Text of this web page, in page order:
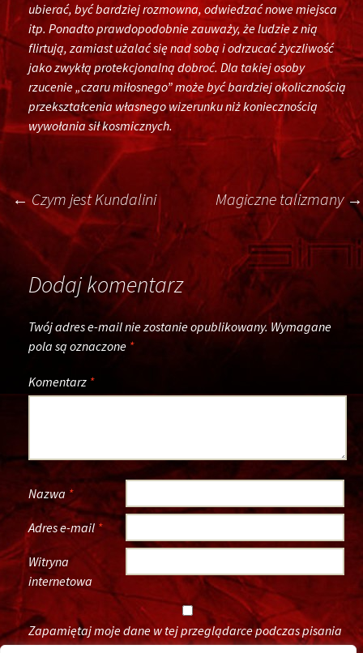
ubierać, być bardziej rozmowna, odwiedzać nowe miejsca
itp. Ponadto prawdopodobnie zauważy, że ludzie z nią
flirtują, zamiast użalać się nad sobą i odrzucać życzliwość
jako zwykłą protekcjonalną dobroć. Dla takiej osoby
rzucenie „czaru miłosnego” może być bardziej okolicznością
przekształcenia własnego wizerunku niż koniecznością
wywołania sił kosmicznych.
Post
navigation
←Czym jest Kundalini Magiczne talizmany→
Dodaj komentarz
Twój adres e-mail nie zostanie opublikowany. Wymagane
pola są oznaczone *
Komentarz *
Nazwa*
Adres e-mail *
Witryna
internetowa
Zapamiętaj moje dane w tej przeglądarce podczas pisania